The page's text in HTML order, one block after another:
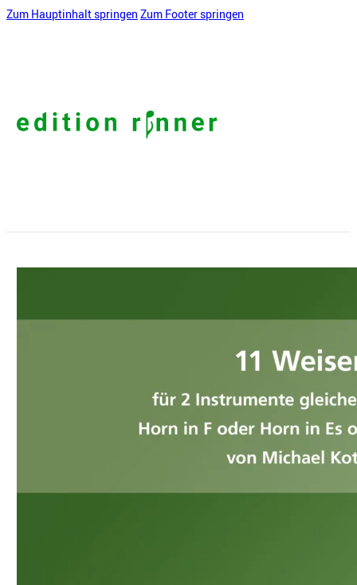
Zum Hauptinhalt springen Zum Footer springen